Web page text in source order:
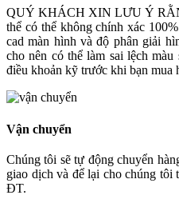
QUÝ KHÁCH XIN LƯU Ý
thể có thể không chính xác
cad màn hình và độ phân giải
cho nên có thể làm sai lệch
điều khoản kỹ trước khi bạn mua
Vận chuyển
Chúng tôi sẽ tự động chuyển
giao dịch và để lại cho chúng tôi
ĐT.